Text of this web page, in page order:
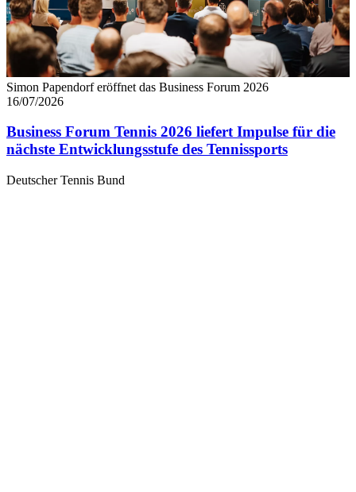
Simon Papendorf eröffnet das Business Forum 2026
16/07/2026
Business Forum Tennis 2026 liefert Impulse für die
nächste Entwicklungsstufe des Tennissports
Deutscher Tennis Bund